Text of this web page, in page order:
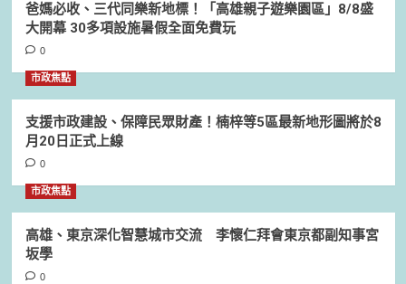
爸媽必收、三代同樂新地標！「高雄親子遊樂園區」8/8盛
大開幕 30多項設施暑假全面免費玩
0
市政焦點
支援市政建設、保障民眾財產！楠梓等5區最新地形圖將於8
月20日正式上線
0
市政焦點
高雄、東京深化智慧城市交流 李懷仁拜會東京都副知事宮
坂學
0